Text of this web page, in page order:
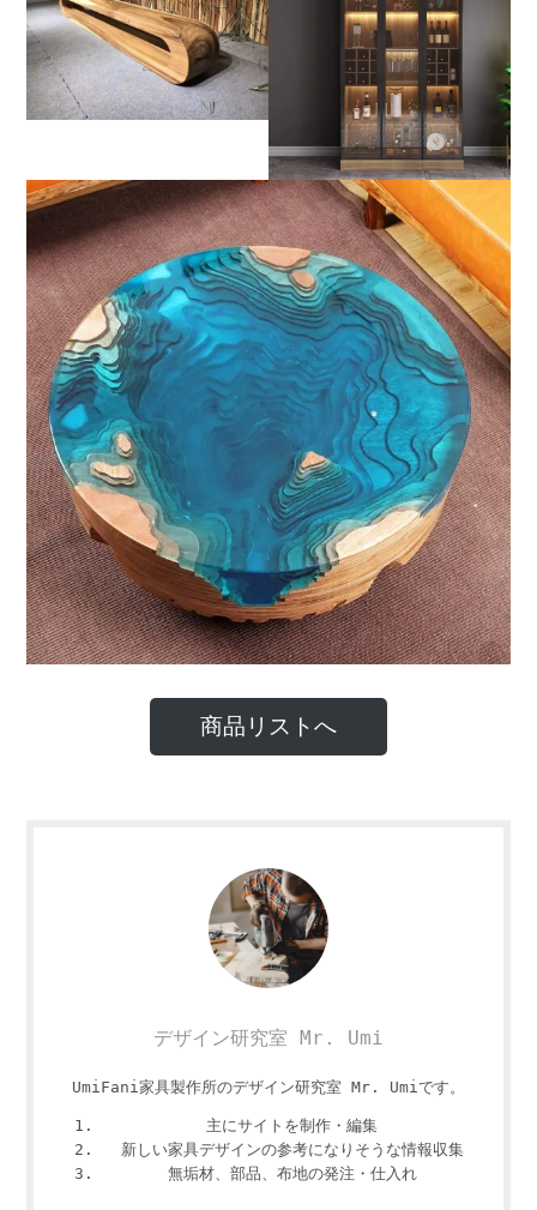
商品リストへ
デザイン研究室 Mr. Umi
UmiFani家具製作所のデザイン研究室 Mr. Umiです。
主にサイトを制作・編集
新しい家具デザインの参考になりそうな情報収集
無垢材、部品、布地の発注・仕入れ